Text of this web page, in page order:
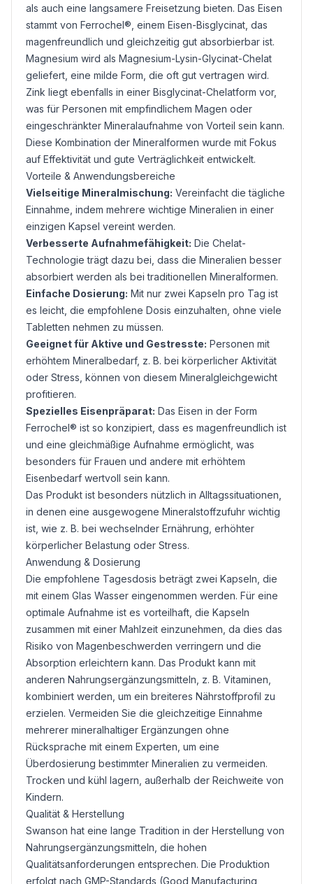
als auch eine langsamere Freisetzung bieten. Das Eisen
stammt von Ferrochel®, einem Eisen-Bisglycinat, das
magenfreundlich und gleichzeitig gut absorbierbar ist.
Magnesium wird als Magnesium-Lysin-Glycinat-Chelat
geliefert, eine milde Form, die oft gut vertragen wird.
Zink liegt ebenfalls in einer Bisglycinat-Chelatform vor,
was für Personen mit empfindlichem Magen oder
eingeschränkter Mineralaufnahme von Vorteil sein kann.
Diese Kombination der Mineralformen wurde mit Fokus
auf Effektivität und gute Verträglichkeit entwickelt.
Vorteile & Anwendungsbereiche
Vielseitige Mineralmischung: Vereinfacht die tägliche
Einnahme, indem mehrere wichtige Mineralien in einer
einzigen Kapsel vereint werden.
Verbesserte Aufnahmefähigkeit: Die Chelat-
Technologie trägt dazu bei, dass die Mineralien besser
absorbiert werden als bei traditionellen Mineralformen.
Einfache Dosierung: Mit nur zwei Kapseln pro Tag ist
es leicht, die empfohlene Dosis einzuhalten, ohne viele
Tabletten nehmen zu müssen.
Geeignet für Aktive und Gestresste: Personen mit
erhöhtem Mineralbedarf, z. B. bei körperlicher Aktivität
oder Stress, können von diesem Mineralgleichgewicht
profitieren.
Spezielles Eisenpräparat: Das Eisen in der Form
Ferrochel® ist so konzipiert, dass es magenfreundlich ist
und eine gleichmäßige Aufnahme ermöglicht, was
besonders für Frauen und andere mit erhöhtem
Eisenbedarf wertvoll sein kann.
Das Produkt ist besonders nützlich in Alltagssituationen,
in denen eine ausgewogene Mineralstoffzufuhr wichtig
ist, wie z. B. bei wechselnder Ernährung, erhöhter
körperlicher Belastung oder Stress.
Anwendung & Dosierung
Die empfohlene Tagesdosis beträgt zwei Kapseln, die
mit einem Glas Wasser eingenommen werden. Für eine
optimale Aufnahme ist es vorteilhaft, die Kapseln
zusammen mit einer Mahlzeit einzunehmen, da dies das
Risiko von Magenbeschwerden verringern und die
Absorption erleichtern kann. Das Produkt kann mit
anderen Nahrungsergänzungsmitteln, z. B. Vitaminen,
kombiniert werden, um ein breiteres Nährstoffprofil zu
erzielen. Vermeiden Sie die gleichzeitige Einnahme
mehrerer mineralhaltiger Ergänzungen ohne
Rücksprache mit einem Experten, um eine
Überdosierung bestimmter Mineralien zu vermeiden.
Trocken und kühl lagern, außerhalb der Reichweite von
Kindern.
Qualität & Herstellung
Swanson hat eine lange Tradition in der Herstellung von
Nahrungsergänzungsmitteln, die hohen
Qualitätsanforderungen entsprechen. Die Produktion
erfolgt nach GMP-Standards (Good Manufacturing